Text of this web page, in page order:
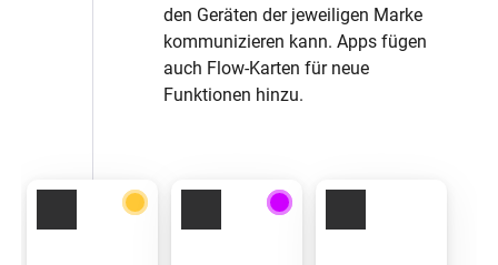
den Geräten der jeweiligen Marke
kommunizieren kann. Apps fügen
auch Flow-Karten für neue
Funktionen hinzu.